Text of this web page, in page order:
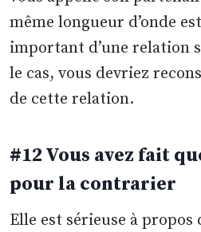
même longueur d’onde
important d’une relation
le cas, vous devriez
de cette relation.
#12 Vous avez fait
pour la contrarier
Elle est sérieuse à propos